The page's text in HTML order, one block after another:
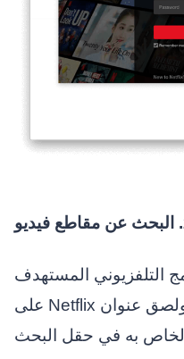
التلفزيوني المستهدف
على Netflix حسب الاسم أو انسخ ولصق عنوان URL